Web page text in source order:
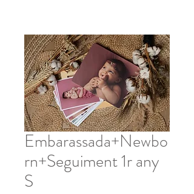
Embarassada+Newbo
rn+Seguiment 1r any
S